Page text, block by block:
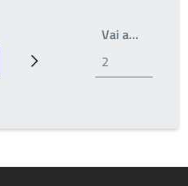
Pagina successiva
Vai a…